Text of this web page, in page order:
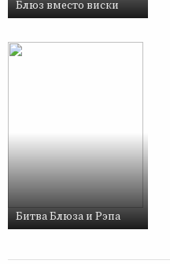
Блюз вместо виски
Битва Блюза и Рэпа